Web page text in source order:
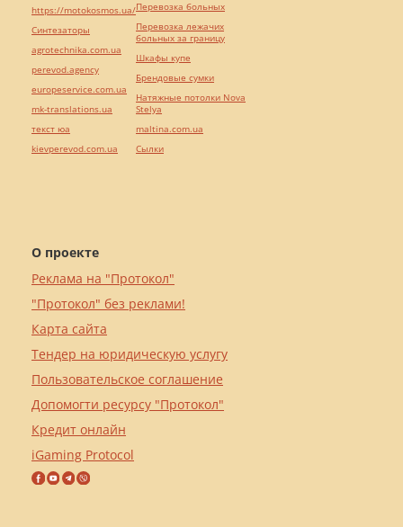
О проекте
Реклама на "Протокол"
"Протокол" без реклами!
Карта сайта
Тендер на юридическую услугу
Пользовательское соглашение
Допомогти ресурсу "Протокол"
Кредит онлайн
iGaming Protocol
https://motokosmos.ua/
Синтезаторы
agrotechnika.com.ua
perevod.agency
europeservice.com.ua
mk-translations.ua
текст юа
kievperevod.com.ua
Перевозка больных
Перевозка лежачих
больных за границу
Шкафы купе
Брендовые сумки
Натяжные потолки Nova
Stelya
maltina.com.ua
Cылки